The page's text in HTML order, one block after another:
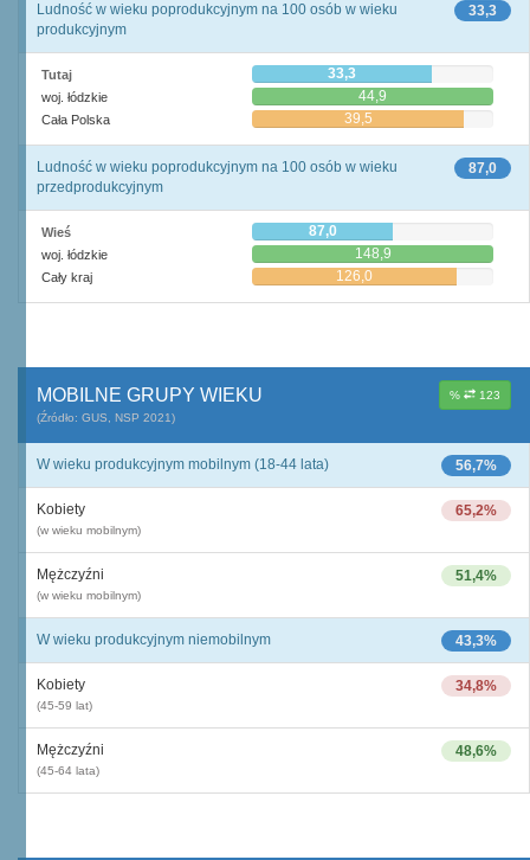
33,3
Ludność w wieku poprodukcyjnym na 100 osób w wieku
produkcyjnym
Tutaj 33,3
woj. łódzkie 44,9
Cała Polska 39,5
87,0
Ludność w wieku poprodukcyjnym na 100 osób w wieku
przedprodukcyjnym
Wieś 87,0
woj. łódzkie 148,9
Cały kraj 126,0
% 123
MOBILNE GRUPY WIEKU
(Źródło: GUS, NSP 2021)
56,7%
W wieku produkcyjnym mobilnym (18-44 lata)
65,2%
Kobiety
(w wieku mobilnym)
51,4%
Mężczyźni
(w wieku mobilnym)
43,3%
W wieku produkcyjnym niemobilnym
34,8%
Kobiety
(45-59 lat)
48,6%
Mężczyźni
(45-64 lata)